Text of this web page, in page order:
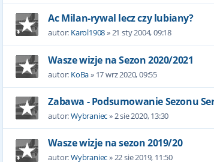
Ac Milan-rywal lecz czy lubiany?
autor: Karol1908»21 sty 2004, 09:18
Wasze wizje na Sezon 2020/2021
autor: KoBa» 17 wrz 2020, 09:55
Zabawa - Podsumowanie Sezonu
autor:Wybraniec»2 sie 2020, 13:30
Wasze wizje na sezon 2019/20
autor:Wybraniec»22 sie 2019, 11:50